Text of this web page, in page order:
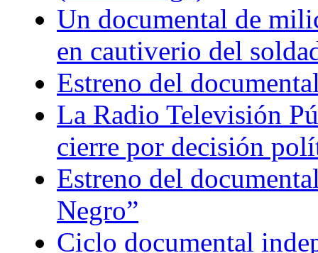
Un documental de
en cautiverio del
Estreno del
La Radio Televisión
cierre por decisión
Estreno del
Negro”
Ciclo documental